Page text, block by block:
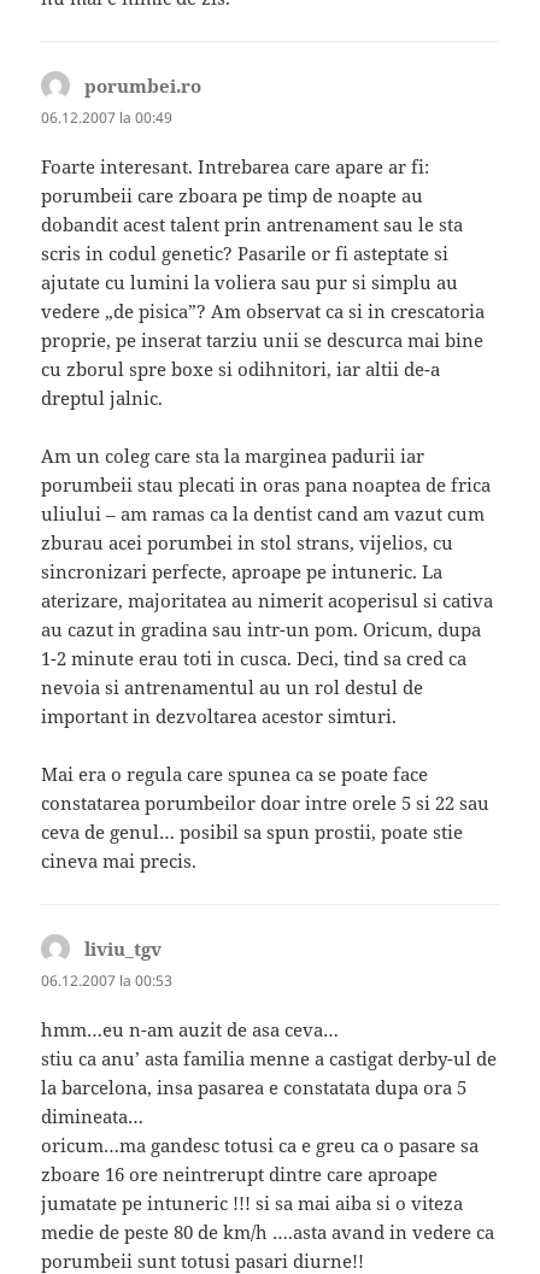
porumbei.ro
06.12.2007 la 00:49
Foarte interesant. Intrebarea care apare ar fi:
porumbeii care zboara pe timp de noapte au
dobandit acest talent prin antrenament sau le sta
scris in codul genetic? Pasarile or fi asteptate si
ajutate cu lumini la voliera sau pur si simplu au
vedere „de pisica”? Am observat ca si in crescatoria
proprie, pe inserat tarziu unii se descurca mai bine
cu zborul spre boxe si odihnitori, iar altii de-a
dreptul jalnic.
Am un coleg care sta la marginea padurii iar
porumbeii stau plecati in oras pana noaptea de frica
uliului – am ramas ca la dentist cand am vazut cum
zburau acei porumbei in stol strans, vijelios, cu
sincronizari perfecte, aproape pe intuneric. La
aterizare, majoritatea au nimerit acoperisul si cativa
au cazut in gradina sau intr-un pom. Oricum, dupa
1-2 minute erau toti in cusca. Deci, tind sa cred ca
nevoia si antrenamentul au un rol destul de
important in dezvoltarea acestor simturi.
Mai era o regula care spunea ca se poate face
constatarea porumbeilor doar intre orele 5 si 22 sau
ceva de genul… posibil sa spun prostii, poate stie
cineva mai precis.
liviu_tgv
06.12.2007 la 00:53
hmm…eu n-am auzit de asa ceva…
stiu ca anu’ asta familia menne a castigat derby-ul de
la barcelona, insa pasarea e constatata dupa ora 5
dimineata…
oricum…ma gandesc totusi ca e greu ca o pasare sa
zboare 16 ore neintrerupt dintre care aproape
jumatate pe intuneric !!! si sa mai aiba si o viteza
medie de peste 80 de km/h ….asta avand in vedere ca
porumbeii sunt totusi pasari diurne!!